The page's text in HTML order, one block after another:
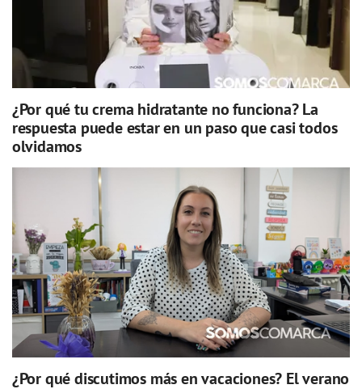
¿Por qué tu crema hidratante no funciona? La
respuesta puede estar en un paso que casi todos
olvidamos
¿Por qué discutimos más en vacaciones? El verano